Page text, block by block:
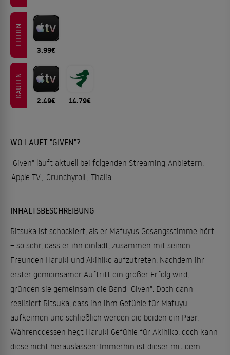
LEIHEN
3.99€
KAUFEN
2.49€ 14.79€
WO LÄUFT "GIVEN"?
"Given" läuft aktuell bei folgenden Streaming-Anbietern:
Apple TV, Crunchyroll , Thalia .
INHALTSBESCHREIBUNG
Ritsuka ist schockiert, als er Mafuyus Gesangsstimme hört
– so sehr, dass er ihn einlädt, zusammen mit seinen
Freunden Haruki und Akihiko aufzutreten. Nachdem ihr
erster gemeinsamer Auftritt ein großer Erfolg wird,
gründen sie gemeinsam die Band "Given". Doch dann
realisiert Ritsuka, dass ihn ihm Gefühle für Mafuyu
aufkeimen und schließlich werden die beiden ein Paar.
Währenddessen hegt Haruki Gefühle für Akihiko, doch kann
diese nicht herauslassen: Immerhin ist dieser mit dem